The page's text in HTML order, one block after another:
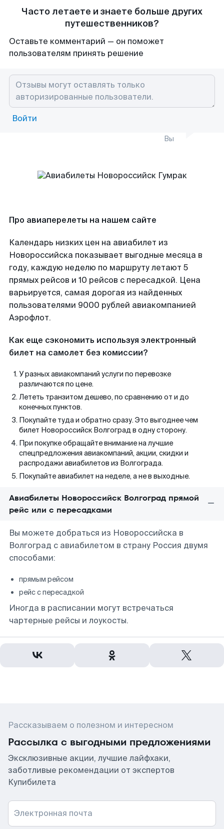
Часто летаете и знаете больше других
путешественников?
Оставьте комментарий — он поможет
пользователям принять решение
Войти
Вы
Про авиаперелеты на нашем сайте
Календарь низких цен на авиабилет из
Новороссийска показывает выгодные месяца в
году, каждую неделю по маршруту летают 5
прямых рейсов и 10 рейсов с пересадкой. Цена
варьируется, самая дорогая из найденных
пользователями 9000 рублей авиакомпанией
Аэрофлот.
Как еще сэкономить используя электронный
билет на самолет без комиссии?
У разных авиакомпаний услуги по перевозке
различаются по цене.
Лететь транзитом дешево, по сравнению от и до
конечных пунктов.
Покупайте туда и обратно сразу. Это выгоднее чем
билет Новороссийск Волгоград в одну сторону.
При покупке обращайте внимание на лучшие
спецпредложения авиакомпаний, акции, скидки и
распродажи авиабилетов из Волгограда.
Покупайте авиабилет на неделе, а не в выходные.
Авиабилеты Новороссийск Волгоград прямой
рейс или с пересадками
Вы можете добраться из Новороссийска в
Волгоград с авиабилетом в страну Россия двумя
способами:
прямым рейсом
рейс с пересадкой
Иногда в расписании могут встречаться
чартерные рейсы и лоукосты.
Рассказываем о полезном и интересном
Рассылка с выгодными предложениями
Эксклюзивные акции, лучшие лайфхаки,
заботливые рекомендации от экспертов
Купибилета
Электронная почта